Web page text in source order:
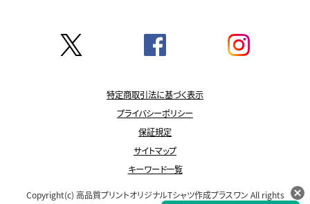
特定商取引法に基づく表示
プライバシーポリシー
保証規定
サイトマップ
キーワード一覧
Copyright(c) 高品質プリントオリジナルTシャツ作成プラスワン All rights